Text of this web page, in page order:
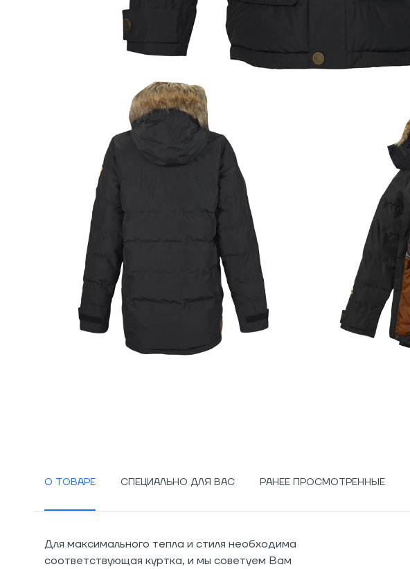
О ТОВАРЕ СПЕЦИАЛЬНО ДЛЯ ВАС РАНЕЕ ПРОСМОТРЕННЫЕ
Для максимального тепла и стиля необходима
соответствующая куртка, и мы советуем Вам